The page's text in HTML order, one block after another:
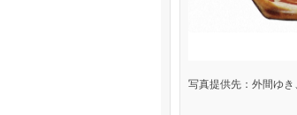
写真提供先：外間ゆ